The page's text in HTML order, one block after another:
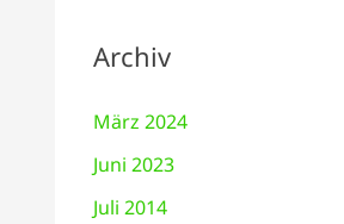
Archiv
März 2024
Juni 2023
Juli 2014